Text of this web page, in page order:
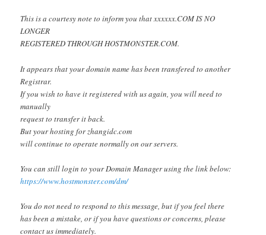
This is a courtesy note to inform you that xxxxxx.COM IS NO
LONGER
REGISTERED THROUGH HOSTMONSTER.COM.
It appears that your domain name has been transfered to another
Registrar.
If you wish to have it registered with us again, you will need to
manually
request to transfer it back.
But your hosting for zhangidc.com
will continue to operate normally on our servers.
You can still login to your Domain Manager using the link below:
https://www.hostmonster.com/dm/
You do not need to respond to this message, but if you feel there
has been a mistake, or if you have questions or concerns, please
contact us immediately.